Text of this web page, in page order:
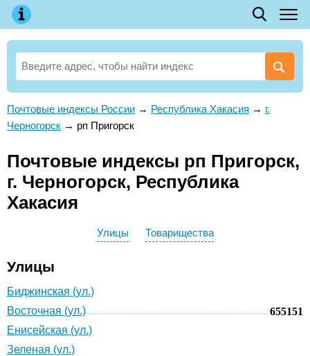
Почтовые индексы России → Республика Хакасия → г.
Черногорск → рп Пригорск
Почтовые индексы рп Пригорск,
г. Черногорск, Республика
Хакасия
Улицы Товарищества
Улицы
Биджинская (ул.)
Восточная (ул.)
655151
Енисейская (ул.)
Зеленая (ул.)